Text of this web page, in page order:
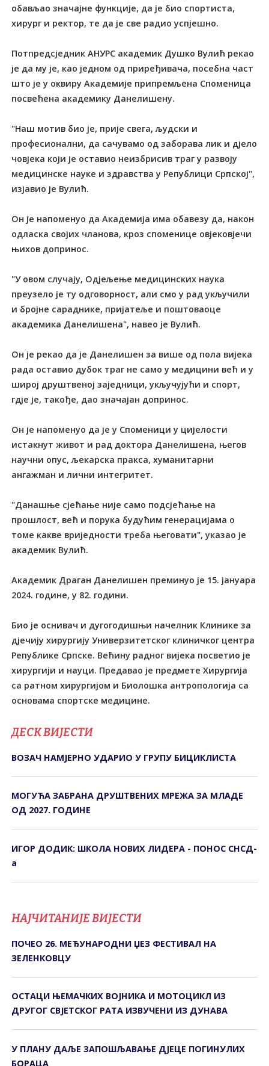
обављао значајне функције, да је био спортиста,
хирург и ректор, те да је све радио успјешно.
Потпредсједник АНУРС академик Душко Вулић рекао
је да му је, као једном од приређивача, посебна част
што је у оквиру Академије припремљена Споменица
посвећена академику Данелишену.
"Наш мотив био је, прије свега, људски и
професионални, да сачувамо од заборава лик и дјело
човјека који је оставио неизбрисив траг у развоју
медицинске науке и здравства у Републици Српској",
изјавио је Вулић.
Он је напоменуо да Академија има обавезу да, након
одласка својих чланова, кроз споменице овјековјечи
њихов допринос.
"У овом случају, Одјељење медицинских наука
преузело је ту одговорност, али смо у рад укључили
и бројне сараднике, пријатеље и поштоваоце
академика Данелишена", навео је Вулић.
Он је рекао да је Данелишен за више од пола вијека
рада оставио дубок траг не само у медицини већ и у
широј друштвеној заједници, укључујући и спорт,
гдје је, такође, дао значајан допринос.
Он је напоменуо да је у Споменици у цијелости
истакнут живот и рад доктора Данелишена, његов
научни опус, љекарска пракса, хуманитарни
ангажман и лични интегритет.
"Данашње сјећање није само подсјећање на
прошлост, већ и порука будућим генерацијама о
томе какве вриједности треба његовати", указао је
академик Вулић.
Академик Драган Данелишен преминуо је 15. јануара
2024. године, у 82. години.
Био је оснивач и дугогодишњи начелник Клинике за
дјечију хирургију Универзитетског клиничког центра
Републике Српске. Већину радног вијека посветио је
хирургији и науци. Предавао је предмете Хирургија
са ратном хирургијом и Биолошка антропологија са
основама спортске медицине.
ДЕСК ВИЈЕСТИ
ВОЗАЧ НАМЈЕРНО УДАРИО У ГРУПУ БИЦИКЛИСТА
МОГУЋА ЗАБРАНА ДРУШТВЕНИХ МРЕЖА ЗА МЛАДЕ
ОД 2027. ГОДИНЕ
ИГОР ДОДИК: ШКОЛА НОВИХ ЛИДЕРА - ПОНОС СНСД-
а
НАЈЧИТАНИЈЕ ВИЈЕСТИ
ПОЧЕО 26. МЕЂУНАРОДНИ ЏЕЗ ФЕСТИВАЛ НА
ЗЕЛЕНКОВЦУ
ОСТАЦИ ЊЕМАЧКИХ ВОЈНИКА И МОТОЦИКЛ ИЗ
ДРУГОГ СВЈЕТСКОГ РАТА ИЗВУЧЕНИ ИЗ ДУНАВА
У ПЛАНУ ДАЉЕ ЗАПОШЉАВАЊЕ ДЈЕЦЕ ПОГИНУЛИХ
БОРАЦА